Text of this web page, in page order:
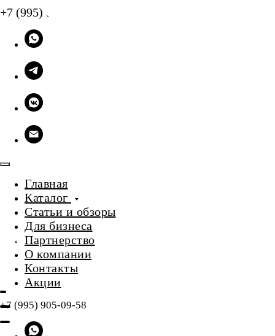
+7 (995) 905-09-58
Главная
Каталог
Статьи и обзоры
Для бизнеса
Партнерство
О компании
Контакты
Акции
+7 (995) 905-09-58